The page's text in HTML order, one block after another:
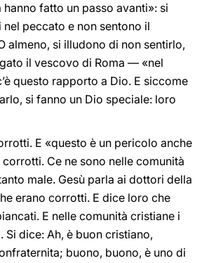
fatto un passo avanti»: si
peccato e non sentono il
almeno, si illudono di non sentirlo,
il vescovo di Roma — «nel
questo rapporto a Dio. E siccome
si fanno un Dio speciale: loro
E «questo è un pericolo anche
Ce ne sono nelle comunità
male. Gesù parla ai dottori della
erano corrotti. E dice loro che
E nelle comunità cristiane i
dice: Ah, è buon cristiano,
buono, buono, è uno di